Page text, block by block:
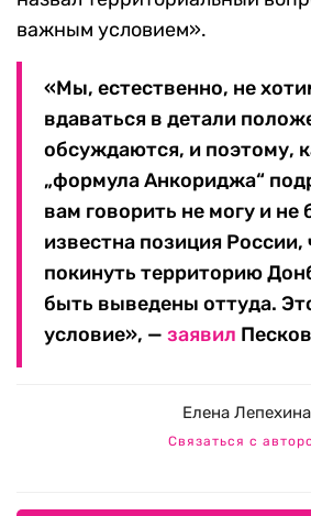
важным условием».
«Мы, естественно, не
вдаваться в детали
обсуждаются, и поэтому,
„формула Анкориджа“
вам говорить не могу и не
известна позиция
покинуть территорию
быть выведены оттуда.
условие», — заявил
Елена Лепехина
Связаться с